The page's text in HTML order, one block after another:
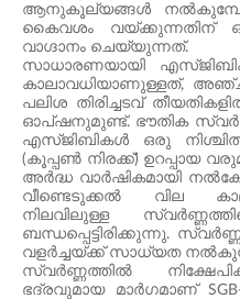
ആനുകൂല്യങ്ങൾ
കൈവശം
വാഗ്ദാനം ചെയ്യുന്നത്.
സാധാരണയായി
കാലാവധിയാണുള്ളത്,
പലിശ തിരിച്ചടവ്
ഓപ്ഷനുമുണ്ട്. ഭൗതിക
എസ്‌ജിബികൾ ഒരു നിശ്ചിത
(കൂപ്പൺ നിരക്ക്) ഉറപ്പായ
അർദ്ധ വാർഷികമായി
വീണ്ടെടുക്കൽ വില
നിലവിലുള്ള
ബന്ധപ്പെട്ടിരിക്കുന്നു.
വളർച്ചയ്ക്ക് സാധ്യത
സ്വർണ്ണത്തിൽ
ഭദ്രവുമായ മാർഗമാണ്